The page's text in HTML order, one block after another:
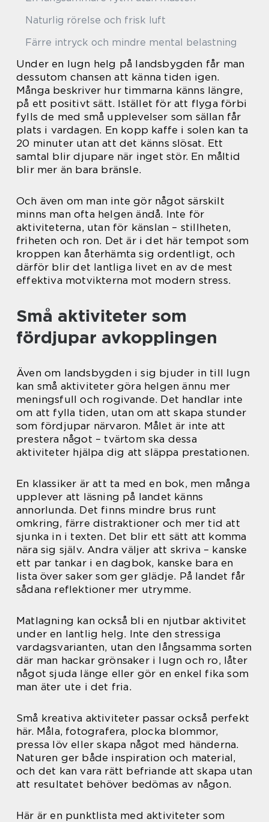
Naturlig rörelse och frisk luft
Färre intryck och mindre mental belastning
Under en lugn helg på landsbygden får man
dessutom chansen att känna tiden igen.
Många beskriver hur timmarna känns längre,
på ett positivt sätt. Istället för att flyga förbi
fylls de med små upplevelser som sällan får
plats i vardagen. En kopp kaffe i solen kan ta
20 minuter utan att det känns slösat. Ett
samtal blir djupare när inget stör. En måltid
blir mer än bara bränsle.
Och även om man inte gör något särskilt
minns man ofta helgen ändå. Inte för
aktiviteterna, utan för känslan – stillheten,
friheten och ron. Det är i det här tempot som
kroppen kan återhämta sig ordentligt, och
därför blir det lantliga livet en av de mest
effektiva motvikterna mot modern stress.
Små aktiviteter som
fördjupar avkopplingen
Även om landsbygden i sig bjuder in till lugn
kan små aktiviteter göra helgen ännu mer
meningsfull och rogivande. Det handlar inte
om att fylla tiden, utan om att skapa stunder
som fördjupar närvaron. Målet är inte att
prestera något – tvärtom ska dessa
aktiviteter hjälpa dig att släppa prestationen.
En klassiker är att ta med en bok, men många
upplever att läsning på landet känns
annorlunda. Det finns mindre brus runt
omkring, färre distraktioner och mer tid att
sjunka in i texten. Det blir ett sätt att komma
nära sig själv. Andra väljer att skriva – kanske
ett par tankar i en dagbok, kanske bara en
lista över saker som ger glädje. På landet får
sådana reflektioner mer utrymme.
Matlagning kan också bli en njutbar aktivitet
under en lantlig helg. Inte den stressiga
vardagsvarianten, utan den långsamma sorten
där man hackar grönsaker i lugn och ro, låter
något sjuda länge eller gör en enkel fika som
man äter ute i det fria.
Små kreativa aktiviteter passar också perfekt
här. Måla, fotografera, plocka blommor,
pressa löv eller skapa något med händerna.
Naturen ger både inspiration och material,
och det kan vara rätt befriande att skapa utan
att resultatet behöver bedömas av någon.
Här är en punktlista med aktiviteter som